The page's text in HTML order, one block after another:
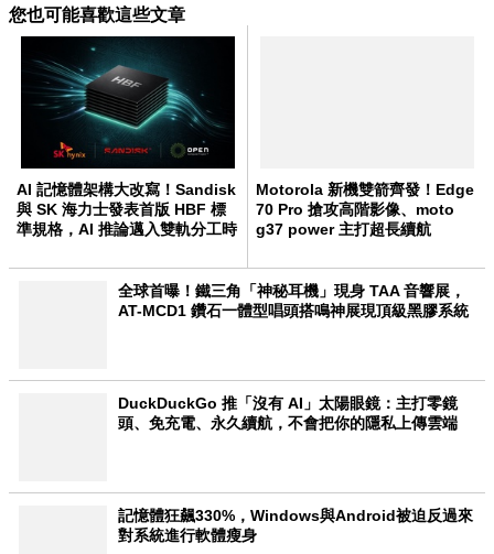
您也可能喜歡這些文章
AI 記憶體架構大改寫！Sandisk
與 SK 海力士發表首版 HBF 標
準規格，AI 推論邁入雙軌分工時
Motorola 新機雙箭齊發！Edge
70 Pro 搶攻高階影像、moto
g37 power 主打超長續航
全球首曝！鐵三角「神秘耳機」現身 TAA 音響展，
AT-MCD1 鑽石一體型唱頭搭鳴神展現頂級黑膠系統
DuckDuckGo 推「沒有 AI」太陽眼鏡：主打零鏡
頭、免充電、永久續航，不會把你的隱私上傳雲端
記憶體狂飆330%，Windows與Android被迫反過來
對系統進行軟體瘦身